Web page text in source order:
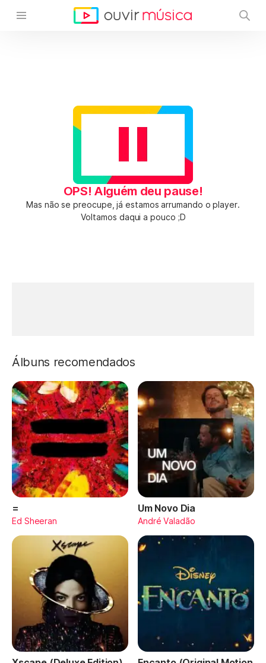
OPS! Alguém deu pause!
Mas não se preocupe, já estamos arrumando o player.
Voltamos daqui a pouco ;D
Álbuns recomendados
=
Ed Sheeran
Um Novo Dia
André Valadão